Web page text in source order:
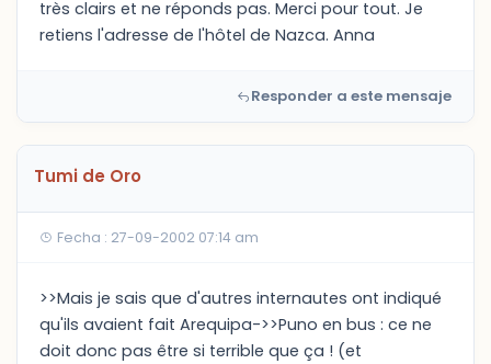
très clairs et ne réponds pas. Merci pour tout. Je
retiens l'adresse de l'hôtel de Nazca. Anna
Responder a este mensaje
Tumi de Oro
Fecha : 27-09-2002 07:14 am
>>Mais je sais que d'autres internautes ont indiqué
qu'ils avaient fait Arequipa->>Puno en bus : ce ne
doit donc pas être si terrible que ça ! (et